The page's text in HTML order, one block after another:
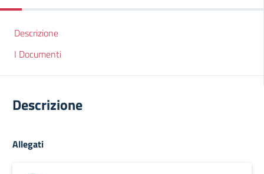
Descrizione
I Documenti
Descrizione
Allegati